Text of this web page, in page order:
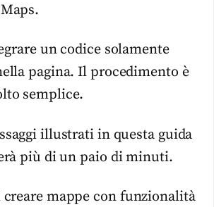
un codice solamente
pagina. Il procedimento è
semplice.
illustrati in questa guida
più di un paio di minuti.
creare mappe con funzionalità